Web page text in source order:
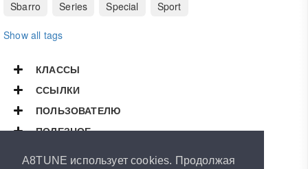
A8TUNE использует cookies. Продолжая
Sbarro
Series Special Sport
Show all tags
КЛАССЫ
ССЫЛКИ
ПОЛЬЗОВАТЕЛЮ
ПОЛЕЗНОЕ
Copyright © 2026A8TUNE